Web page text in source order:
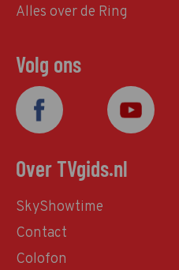
Alles over de Ring
Volg ons
Over TVgids.nl
SkyShowtime
Contact
Colofon